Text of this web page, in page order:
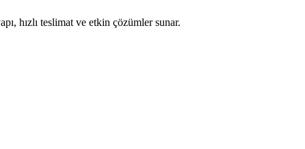
hızlı teslimat ve etkin çözümler sunar.